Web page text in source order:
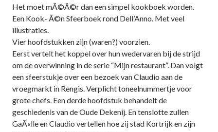
Het moet mÃ©Ã©r dan een simpel kookboek worden.
Een Kook- Ã©n Sfeerboek rond Dell’Anno. Met veel
illustraties.
Vier hoofdstukken zijn (waren?) voorzien.
Eerst vertelt het koppel over hun wedervaren bij de strijd
om de overwinning in de serie “Mijn restaurant”. Dan volgt
een sfeerstukje over een bezoek van Claudio aan de
vroegmarkt in Rengis. Verplicht toneelnummertje voor
grote chefs. Een derde hoofdstuk behandelt de
geschiedenis van de Oude Dekenij. En tenslotte zullen
GaÃ«lle en Claudio vertellen hoe zij stad Kortrijk en zijn